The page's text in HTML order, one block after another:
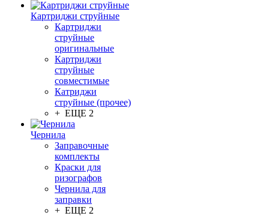
Картриджи струйные
Картриджи
струйные
оригинальные
Картриджи
струйные
совместимые
Катриджи
струйные (прочее)
+ ЕЩЕ 2
Чернила
Заправочные
комплекты
Краски для
ризографов
Чернила для
заправки
+ ЕЩЕ 2